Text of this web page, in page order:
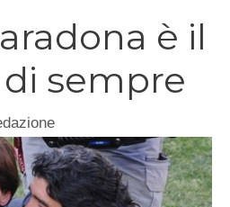
è il
sempre